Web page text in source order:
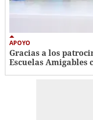
APOYO
Gracias a los
Escuelas Amigables